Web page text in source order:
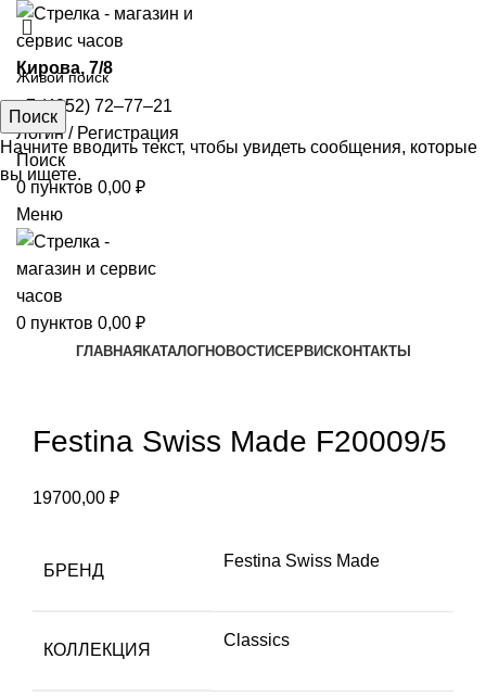
​Кирова, 7/8
+7 (4852) 72‒77‒21
Логин / Регистрация
Поиск
0 пунктов 0,00 ₽
Меню
0 пунктов 0,00 ₽
ГЛАВНАЯ КАТАЛОГНОВОСТИСЕРВИСКОНТАКТЫ
Festina Swiss Made F20009/5
19700,00 ₽
БРЕНД
Festina Swiss Made
КОЛЛЕКЦИЯ
Classics
Поиск
Начните вводить текст, чтобы увидеть сообщения, которые
вы ищете.